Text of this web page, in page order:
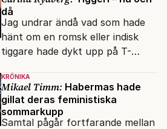
då
Jag undrar ändå vad som hade
hänt om en romsk eller indisk
tiggare hade dykt upp på T-
vilken det hade gått bra att
swisha.
KRÖNIKA
Mikael Timm: Habermas hade
gillat deras feministiska
sommarkupp
Samtal pågår fortfarande mellan